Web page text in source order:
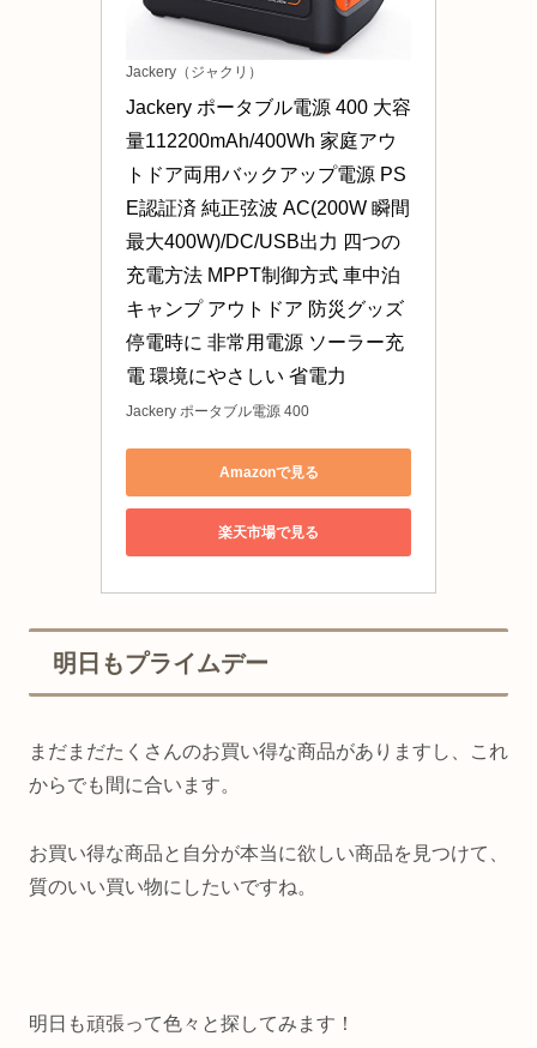
Jackery（ジャクリ）
Jackery ポータブル電源 400 大容
量112200mAh/400Wh 家庭アウ
トドア両用バックアップ電源 PS
E認証済 純正弦波 AC(200W 瞬間
最大400W)/DC/USB出力 四つの
充電方法 MPPT制御方式 車中泊
キャンプ アウトドア 防災グッズ
停電時に 非常用電源 ソーラー充
電 環境にやさしい 省電力
Jackery ポータブル電源 400
Amazonで見る
楽天市場で見る
明日もプライムデー
まだまだたくさんのお買い得な商品がありますし、これ
からでも間に合います。
お買い得な商品と自分が本当に欲しい商品を見つけて、
質のいい買い物にしたいですね。
明日も頑張って色々と探してみます！